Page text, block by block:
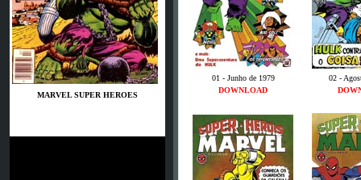
MARVEL SUPER HEROES
01 - Junho de 1979
02 -
DOWNLOAD